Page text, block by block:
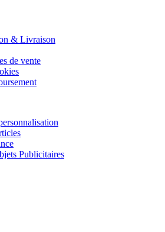
& Livraison
de vente
Publicitaires